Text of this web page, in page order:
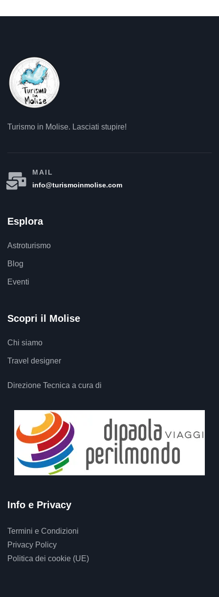
Turismo in Molise. Lasciati stupire!
MAIL
info@turismoinmolise.com
Esplora
Astroturismo
Blog
Eventi
Scopri il Molise
Chi siamo
Travel designer
Direzione Tecnica a cura di
Info e Privacy
Termini e Condizioni
Privacy Policy
Politica dei cookie (UE)